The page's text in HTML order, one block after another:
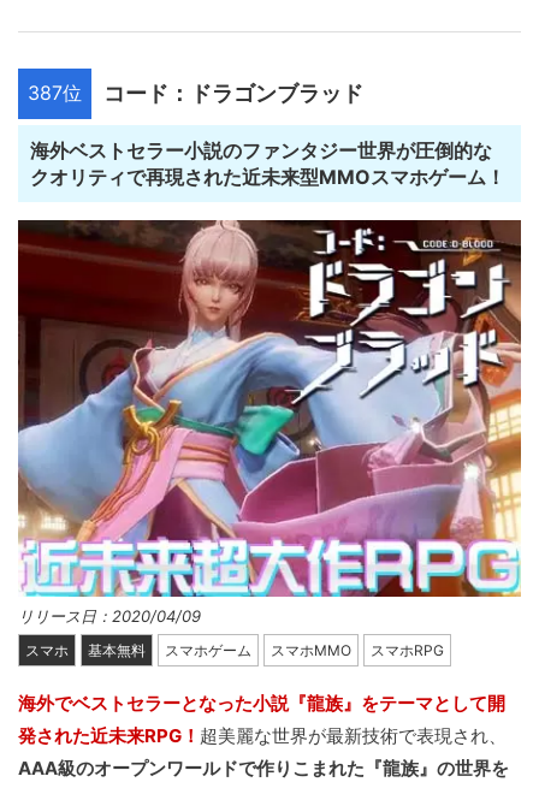
387位 コード：ドラゴンブラッド
海外ベストセラー小説のファンタジー世界が圧倒的な
クオリティで再現された近未来型MMOスマホゲーム！
リリース日：2020/04/09
スマホ 基本無料 スマホゲーム スマホMMO スマホRPG
海外でベストセラーとなった小説『龍族』をテーマとして開
発された近未来RPG！ 超美麗な世界が最新技術で表現され、
AAA級のオープンワールドで作りこまれた『龍族』の世界を